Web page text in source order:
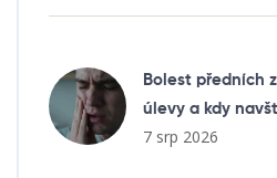
Bolest předních
úlevy a kdy
7 srp 2026